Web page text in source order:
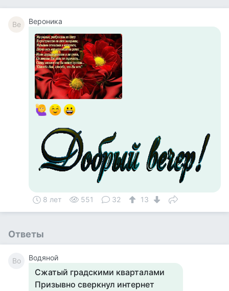
Ве Вероника
8 лет 551 32 13
Ответы
Во Водяной
Сжатый градскими кварталами
Призывно сверкнул интернет